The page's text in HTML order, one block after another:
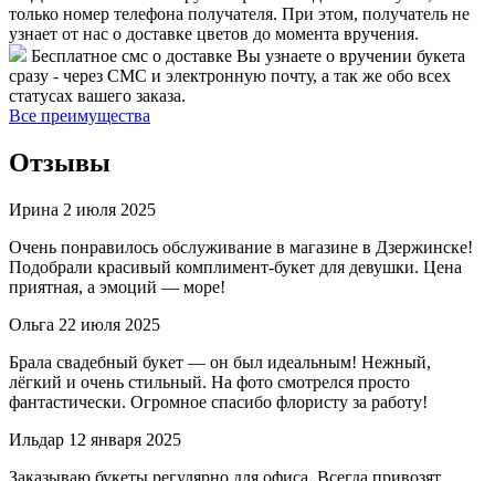
только номер телефона получателя. При этом, получатель не
узнает от нас о доставке цветов до момента вручения.
Бесплатное смс о доставке Вы узнаете о вручении букета
сразу - через СМС и электронную почту, а так же обо всех
статусах вашего заказа.
Все преимущества
Отзывы
Ирина 2 июля 2025
Очень понравилось обслуживание в магазине в Дзержинске!
Подобрали красивый комплимент-букет для девушки. Цена
приятная, а эмоций — море!
Ольга 22 июля 2025
Брала свадебный букет — он был идеальным! Нежный,
лёгкий и очень стильный. На фото смотрелся просто
фантастически. Огромное спасибо флористу за работу!
Ильдар 12 января 2025